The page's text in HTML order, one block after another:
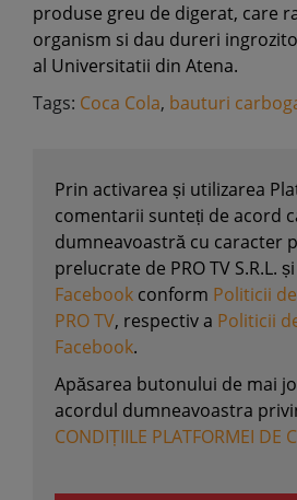
produse greu de digerat, care
organism si dau dureri
al Universitatii din Atena.
Tags: Coca Cola, bauturi
Prin activarea și utilizarea
comentarii sunteți de acord
dumneavoastră cu caracter
prelucrate de PRO TV S.R.L. și
Facebook conform Politicii
PRO TV, respectiv a Politicii
Facebook.
Apăsarea butonului de mai
acordul dumneavoastra
CONDIȚIILE PLATFORMEI DE